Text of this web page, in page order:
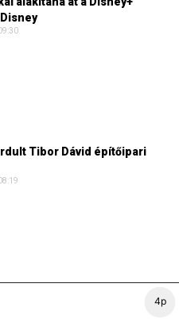
4p
Tibor Dávid építőipari